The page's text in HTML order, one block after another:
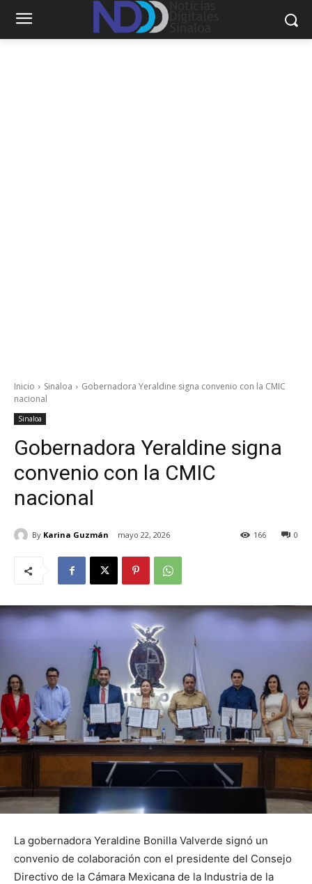
Inicio Sinaloa
Gobernadora Yeraldine signa convenio con la CMIC
nacional
Sinaloa
Gobernadora Yeraldine signa
convenio con la CMIC
nacional
By Karina Guzmán mayo 22, 2026 0
166
La gobernadora Yeraldine Bonilla Valverde signó un
convenio de colaboración con el presidente del Consejo
Directivo de la Cámara Mexicana de la Industria de la